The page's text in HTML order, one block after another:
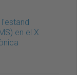
en el X